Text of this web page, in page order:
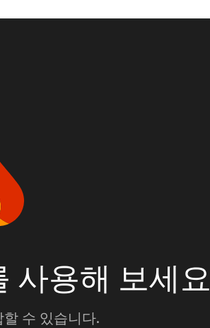
사용해 보세요
수 있습니다.